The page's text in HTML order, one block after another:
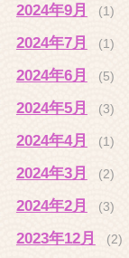
2024年9月 (1)
2024年7月 (1)
2024年6月 (5)
2024年5月 (3)
2024年4月 (1)
2024年3月 (2)
2024年2月 (3)
2023年12月 (2)